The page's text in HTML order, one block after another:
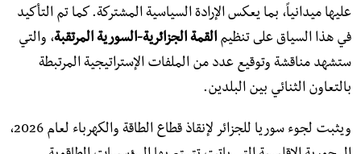
عليها ميدانياً، بما يعكس الإرادة السياسية المشتركة. كما تم التأكيد
في هذا السياق على تنظيم القمة الجزائرية-السورية المرتقبة، والتي
ستشهد مناقشة وتوقيع عدد من الملفات الإستراتيجية المرتبطة
بالتعاون الثنائي بين البلدين.
ويثبت لجوء سوريا للجزائر لإنقاذ قطاع الطاقة والكهرباء لعام 2026،